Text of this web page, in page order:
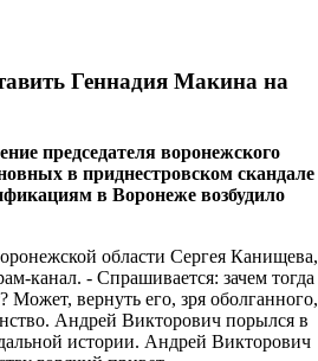
Геннадия Макина на
председателя воронежского
в приднестровском скандале
в Воронеже возбудило
области Сергея Канищева,
канал. - Спрашивается: зачем тогда
вернуть его, зря оболганного,
Андрей Викторович порылся в
истории. Андрей Викторович